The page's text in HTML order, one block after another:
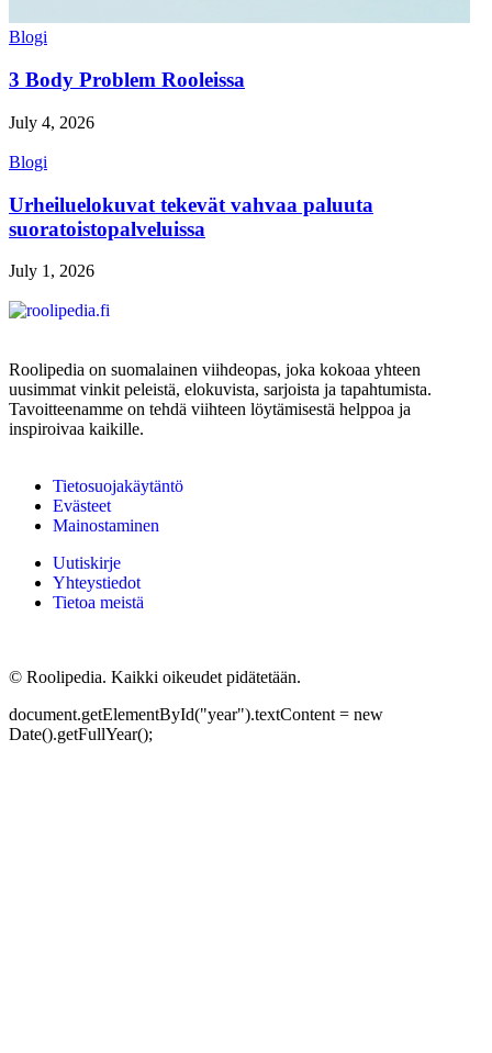
Blogi
3 Body Problem Rooleissa
July 4, 2026
Blogi
Urheiluelokuvat tekevät vahvaa paluuta
suoratoistopalveluissa
July 1, 2026
Roolipedia on suomalainen viihdeopas, joka kokoaa yhteen
uusimmat vinkit peleistä, elokuvista, sarjoista ja tapahtumista.
Tavoitteenamme on tehdä viihteen löytämisestä helppoa ja
inspiroivaa kaikille.
Tietosuojakäytäntö
Evästeet
Mainostaminen
Uutiskirje
Yhteystiedot
Tietoa meistä
© Roolipedia. Kaikki oikeudet pidätetään.
document.getElementById("year").textContent = new
Date().getFullYear();